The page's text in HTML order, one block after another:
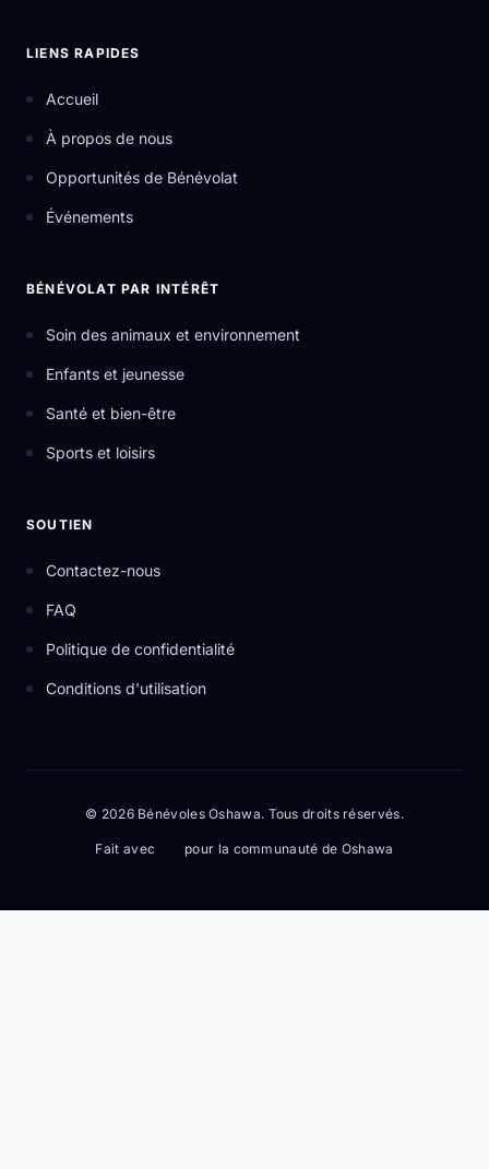
LIENS RAPIDES
Accueil
À propos de nous
Opportunités de Bénévolat
Événements
BÉNÉVOLAT PAR INTÉRÊT
Soin des animaux et environnement
Enfants et jeunesse
Santé et bien-être
Sports et loisirs
SOUTIEN
Contactez-nous
FAQ
Politique de confidentialité
Conditions d'utilisation
© 2026 Bénévoles Oshawa. Tous droits réservés.
Fait avec pour la communauté de Oshawa